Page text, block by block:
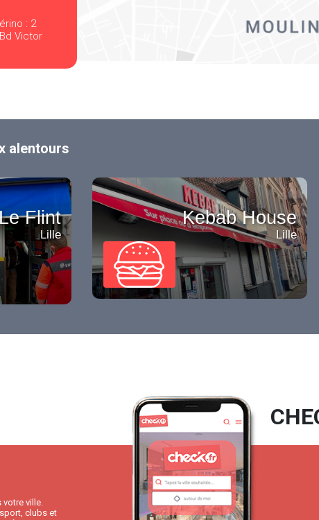
: 2
Victor
alentours
Flint
Lille
Kebab House
Lille
votre ville.
clubs et